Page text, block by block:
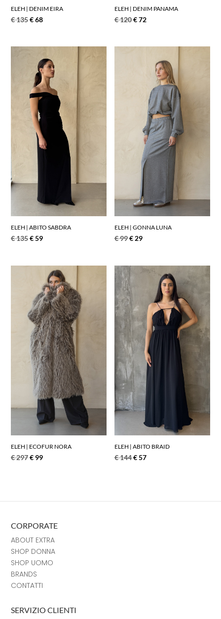
ELEH | DENIM EIRA
€135€68
ELEH | DENIM PANAMA
€120€72
ELEH | ABITO SABDRA
€135€59
ELEH | GONNA LUNA
€99€ 29
ELEH | ECOFUR NORA
€297€ 99
ELEH | ABITO BRAID
€144€57
CORPORATE
ABOUT EXTRA
SHOP DONNA
SHOP UOMO
BRANDS
CONTATTI
SERVIZIO CLIENTI